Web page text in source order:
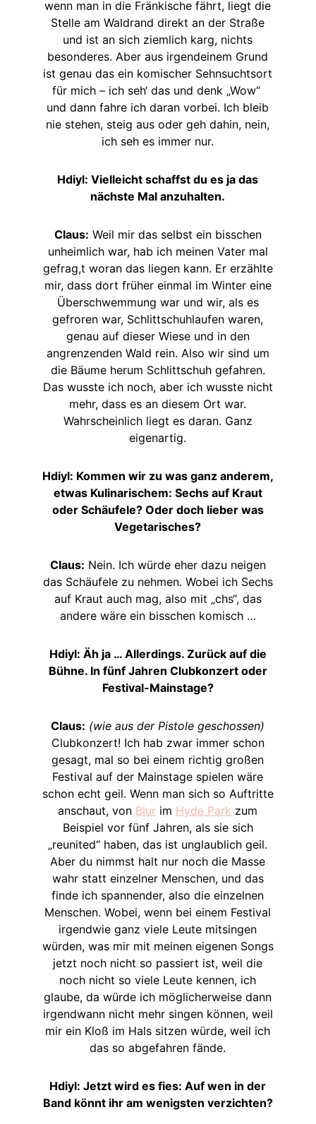
wenn man in die Fränkische fährt, liegt die
Stelle am Waldrand direkt an der Straße
und ist an sich ziemlich karg, nichts
besonderes. Aber aus irgendeinem Grund
ist genau das ein komischer Sehnsuchtsort
für mich – ich seh‘ das und denk „Wow“
und dann fahre ich daran vorbei. Ich bleib
nie stehen, steig aus oder geh dahin, nein,
ich seh es immer nur.
Hdiyl: Vielleicht schaffst du es ja das
nächste Mal anzuhalten.
Claus: Weil mir das selbst ein bisschen
unheimlich war, hab ich meinen Vater mal
gefrag,t woran das liegen kann. Er erzählte
mir, dass dort früher einmal im Winter eine
Überschwemmung war und wir, als es
gefroren war, Schlittschuhlaufen waren,
genau auf dieser Wiese und in den
angrenzenden Wald rein. Also wir sind um
die Bäume herum Schlittschuh gefahren.
Das wusste ich noch, aber ich wusste nicht
mehr, dass es an diesem Ort war.
Wahrscheinlich liegt es daran. Ganz
eigenartig.
Hdiyl: Kommen wir zu was ganz anderem,
etwas Kulinarischem: Sechs auf Kraut
oder Schäufele? Oder doch lieber was
Vegetarisches?
Claus: Nein. Ich würde eher dazu neigen
das Schäufele zu nehmen. Wobei ich Sechs
auf Kraut auch mag, also mit „chs“, das
andere wäre ein bisschen komisch …
Hdiyl: Äh ja … Allerdings. Zurück auf die
Bühne. In fünf Jahren Clubkonzert oder
Festival-Mainstage?
Claus: (wie aus der Pistole geschossen)
Clubkonzert! Ich hab zwar immer schon
gesagt, mal so bei einem richtig großen
Festival auf der Mainstage spielen wäre
schon echt geil. Wenn man sich so Auftritte
anschaut, von Blur im Hyde Park zum
Beispiel vor fünf Jahren, als sie sich
„reunited“ haben, das ist unglaublich geil.
Aber du nimmst halt nur noch die Masse
wahr statt einzelner Menschen, und das
finde ich spannender, also die einzelnen
Menschen. Wobei, wenn bei einem Festival
irgendwie ganz viele Leute mitsingen
würden, was mir mit meinen eigenen Songs
jetzt noch nicht so passiert ist, weil die
noch nicht so viele Leute kennen, ich
glaube, da würde ich möglicherweise dann
irgendwann nicht mehr singen können, weil
mir ein Kloß im Hals sitzen würde, weil ich
das so abgefahren fände.
Hdiyl: Jetzt wird es fies: Auf wen in der
Band könnt ihr am wenigsten verzichten?